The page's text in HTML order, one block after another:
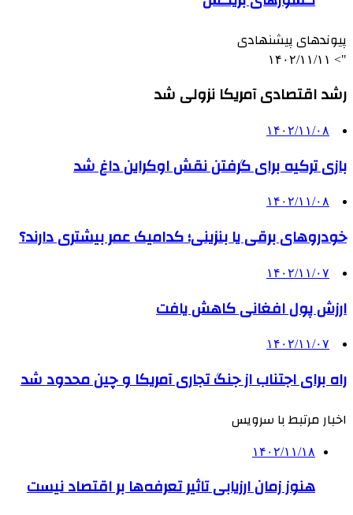
پیوندهای پیشنهادی
"> ۱۴۰۲/۱۱/۱۱
رشد اقتصادی آمریکا نزولی شد
۱۴۰۲/۱۱/۰۸
بازی ترکیه برای گرفتن نقش اوکراین داغ شد
۱۴۰۲/۱۱/۰۸
خودروهای برقی یا بنزینی؛ کدامیک عمر بیشتری دارند؟
۱۴۰۲/۱۱/۰۷
ارزش پول افغانی کاهش یافت
۱۴۰۲/۱۱/۰۷
راه برای اجتناب از جنگ تجاری آمریکا و چین محدود شد
اخبار مرتبط با سرویس
۱۴۰۲/۱۱/۱۸
هنوز زمان ارزیابی تاثیر تعرفه‌ها بر اقتصاد نیست